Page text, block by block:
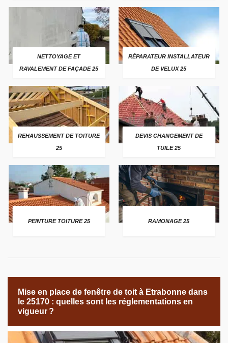
NETTOYAGE ET
RAVALEMENT DE FAÇADE 25
RÉPARATEUR INSTALLATEUR
DE VELUX 25
REHAUSSEMENT DE TOITURE
25
DEVIS CHANGEMENT DE
TUILE 25
PEINTURE TOITURE 25 RAMONAGE 25
Mise en place de fenêtre de toit à Etrabonne dans
le 25170 : quelles sont les réglementations en
vigueur ?